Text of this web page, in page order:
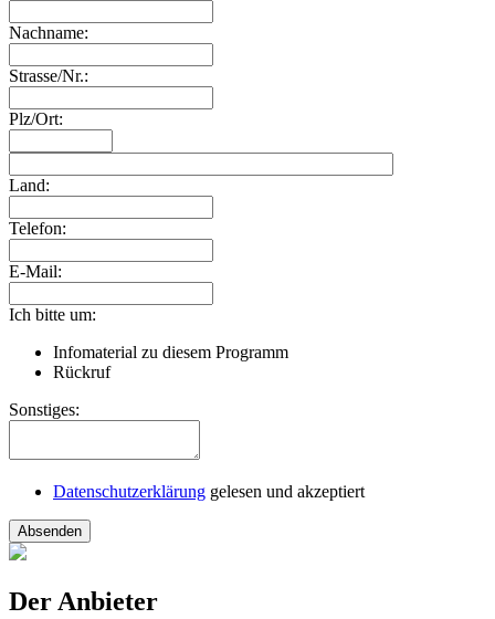
Nachname:
Strasse/Nr.:
Plz/Ort:
Land:
Telefon:
E-Mail:
Ich bitte um:
Infomaterial zu diesem Programm
Rückruf
Sonstiges:
Datenschutzerklärung gelesen und akzeptiert
Absenden
Der Anbieter